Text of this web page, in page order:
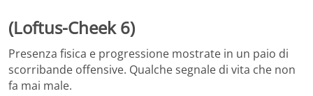
(Loftus-Cheek 6)
Presenza fisica e progressione mostrate in un paio di
scorribande offensive. Qualche segnale di vita che non
fa mai male.